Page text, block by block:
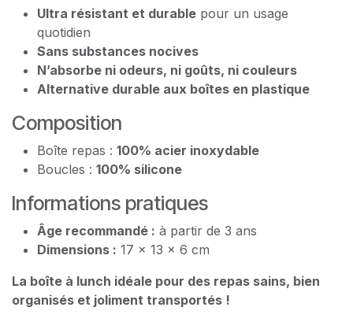
Ultra résistant et durable pour un usage
quotidien
Sans substances nocives
N’absorbe ni odeurs, ni goûts, ni couleurs
Alternative durable aux boîtes en plastique
Composition
Boîte repas : 100% acier inoxydable
Boucles : 100% silicone
Informations pratiques
Âge recommandé : à partir de 3 ans
Dimensions : 17 x 13 x 6 cm
La boîte à lunch idéale pour des repas sains, bien
organisés et joliment transportés !